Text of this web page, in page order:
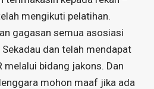
mengikuti pelatihan.
gagasan semua asosiasi
dan telah mendapat
melalui bidang jakons. Dan
mohon maaf jika ada